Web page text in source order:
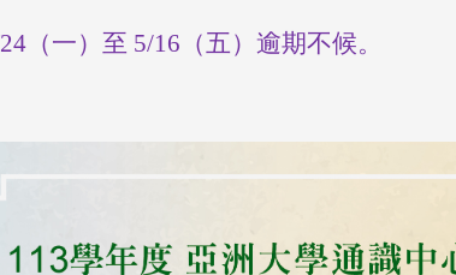
（一）至 5/16（五）逾期不候。